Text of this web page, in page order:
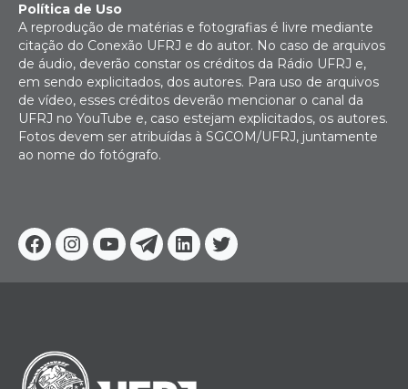
Facebook
Instagram
YoutubeTelegram
Linkedin
Twitter
Política de Uso
A reprodução de matérias e fotografias é livre mediante
citação do Conexão UFRJ e do autor. No caso de arquivos
de áudio, deverão constar os créditos da Rádio UFRJ e,
em sendo explicitados, dos autores. Para uso de arquivos
de vídeo, esses créditos deverão mencionar o canal da
UFRJ no YouTube e, caso estejam explicitados, os autores.
Fotos devem ser atribuídas à SGCOM/UFRJ, juntamente
ao nome do fotógrafo.